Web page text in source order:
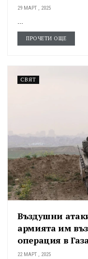
29 МАРТ , 2025
ПРОЧЕТИ ОЩЕ
СВЯТ
Въздушни
армията им
операция в
22 МАРТ , 2025